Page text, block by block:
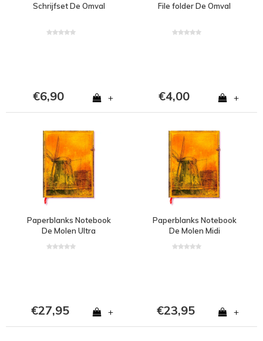
Schrijfset De Omval
€6,90 +
File folder De Omval
€4,00 +
Paperblanks Notebook
De Molen Ultra
€27,95 +
Paperblanks Notebook
De Molen Midi
€23,95 +